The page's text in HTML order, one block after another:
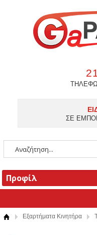
ΣΕ
Εξαρτήματα Κινητήρα